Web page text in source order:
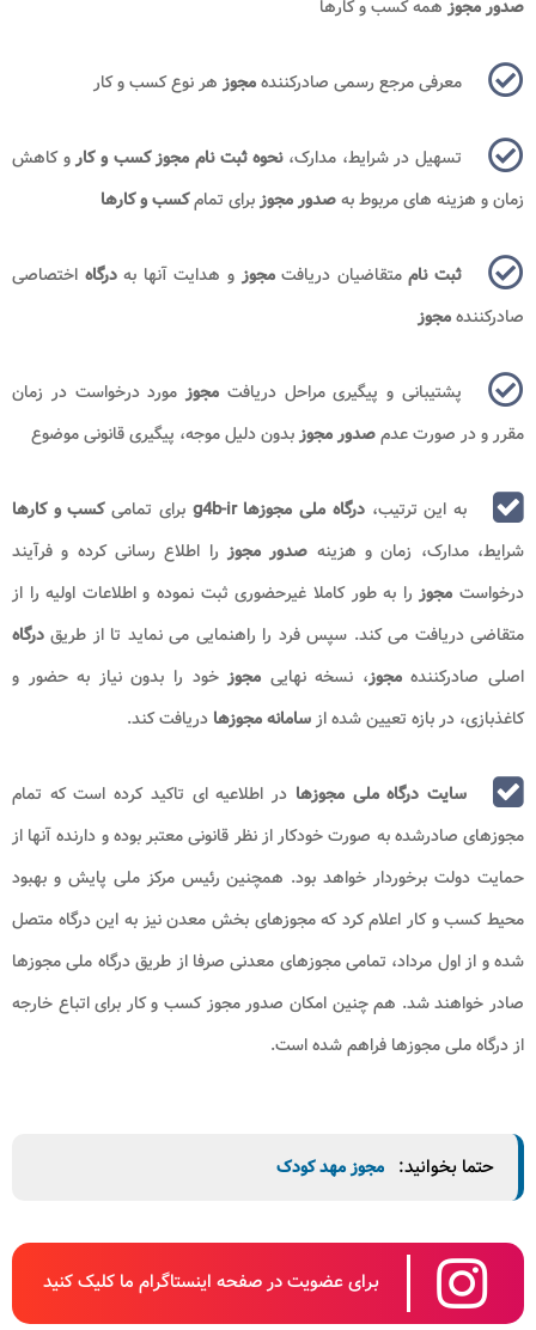
صدور مجوزهمه کسب و کارها
معرفی مرجع رسمی صادرکنندهمجوزهر نوع کسب و کار
تسهیل در شرایط، مدارک،نحوه ثبت نام مجوز کسب و کارو کاهش
زمان و هزینه های مربوط بهصدور مجوزبرای تمامکسب و کارها
ثبت ناممتقاضیان دریافتمجوزو هدایت آنها بهدرگاه اختصاصی
صادرکنندهمجوز
پشتیبانی و پیگیری مراحل دریافت مجوزمورد درخواست در زمان
مقرر و در صورت عدمصدور مجوزبدون دلیل موجه، پیگیری قانونی موضوع
به این ترتیب،درگاه ملی مجوزها g4b-ir برای تمامیکسب و کارها
شرایط، مدارک، زمان و هزینه صدور مجوزرا اطلاع رسانی کرده و فرآیند
درخواست مجوزرا به طور کاملا غیرحضوری ثبت نموده و اطلاعات اولیه را از
متقاضی دریافت می کند. سپس فرد را راهنمایی می نماید تا از طریق درگاه
اصلی صادرکنندهمجوز، نسخه نهایی مجوزخود را بدون نیاز به حضور و
کاغذبازی، در بازه تعیین شده ازسامانه مجوزها دریافت کند.
سایت درگاه ملی مجوزها در اطلاعیه ای تاکید کرده است که تمام
مجوزهای صادرشده به صورت خودکار از نظر قانونی معتبر بوده و دارنده آنها از
حمایت دولت برخوردار خواهد بود. همچنین رئیس مرکز ملی پایش و بهبود
محیط کسب و کار اعلام کرد که مجوزهای بخش معدن نیز به این درگاه متصل
شده و از اول مرداد، تمامی مجوزهای معدنی صرفا از طریق درگاه ملی مجوزها
صادر خواهند شد. هم چنین امکان صدور مجوز کسب‌ و کار برای اتباع خارجه
از درگاه ملی مجوزها فراهم شده است.
حتما بخوانید: مجوز مهد کودک
برای عضویت در صفحه اینستاگرام ما کلیک کنید